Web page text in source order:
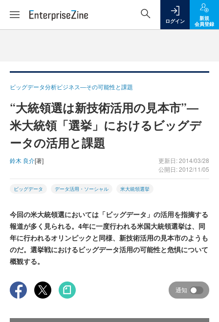
ログイン
新規
会員登録
ビッグデータ分析ビジネス―その可能性と課題
“大統領選は新技術活用の見本市”―
米大統領「選挙」におけるビッグデ
ータの活用と課題
鈴木 良介[著]
更新日: 2014/03/28
公開日: 2012/11/05
ビッグデータ データ活用・ソーシャル 米大統領選挙
今回の米大統領選においては「ビッグデータ」の活用を指摘する
報道が多く見られる。4年に一度行われる米国大統領選挙は、同
年に行われるオリンピックと同様、新技術活用の見本市のようも
のだ。選挙戦におけるビッグデータ活用の可能性と危惧について
概観する。
通知